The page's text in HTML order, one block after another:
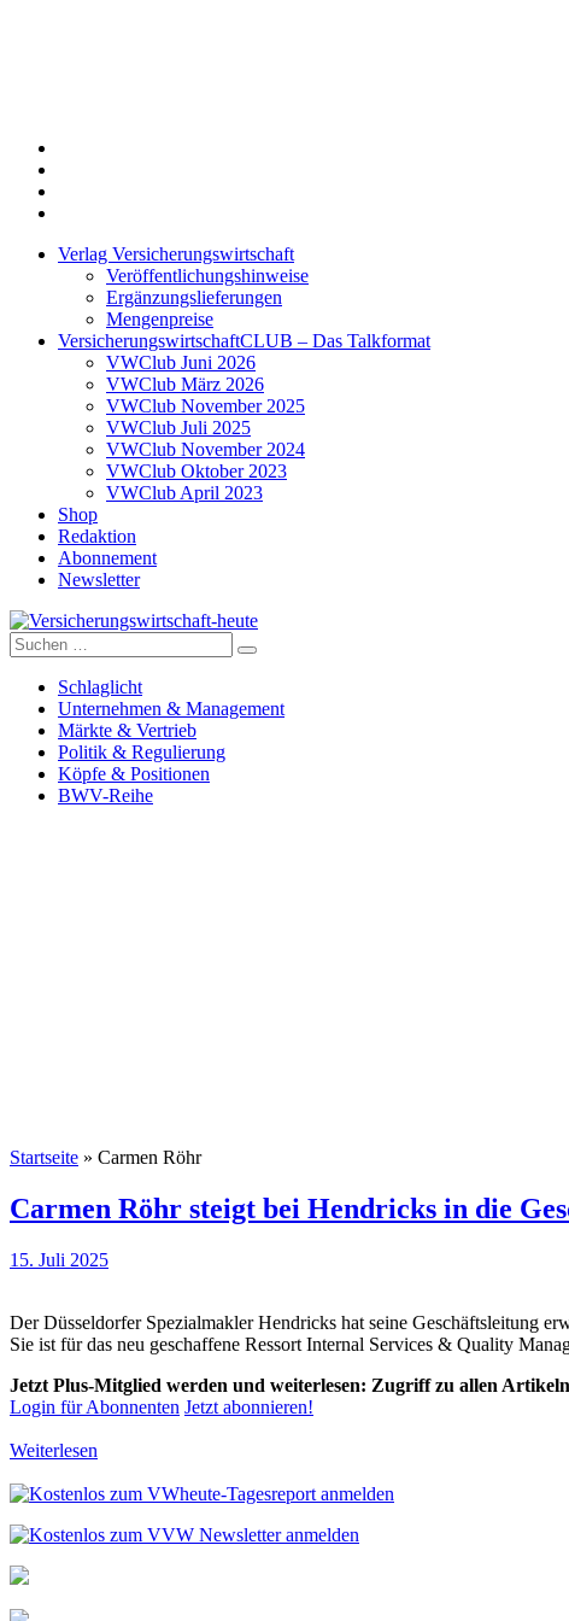
Verlag Versicherungswirtschaft
Veröffentlichungshinweise
Ergänzungslieferungen
Mengenpreise
VersicherungswirtschaftCLUB – Das Talkformat
VWClub Juni 2026
VWClub März 2026
VWClub November 2025
VWClub Juli 2025
VWClub November 2024
VWClub Oktober 2023
VWClub April 2023
Shop
Redaktion
Abonnement
Newsletter
Versicherungswirtschaft-heute
Suche
nach:
Schlaglicht
Unternehmen & Management
Märkte & Vertrieb
Politik & Regulierung
Köpfe & Positionen
BWV-Reihe
Startseite » Carmen Röhr
Carmen Röhr steigt bei Hendricks in die
15. Juli 2025
Der Düsseldorfer Spezialmakler Hendricks hat seine Geschäftsleitung
Sie ist für das neu geschaffene Ressort Internal Services & Quality
Jetzt Plus-Mitglied werden und weiterlesen: Zugriff zu allen
Login für Abonnenten Jetzt abonnieren!
Weiterlesen